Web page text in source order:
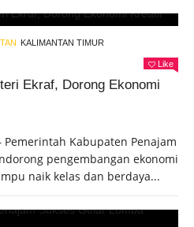
KALIMANTAN TIMUR
Like
Ekraf, Dorong Ekonomi
Kabupaten Penajam
pengembangan ekonomi
naik kelas dan berdaya...